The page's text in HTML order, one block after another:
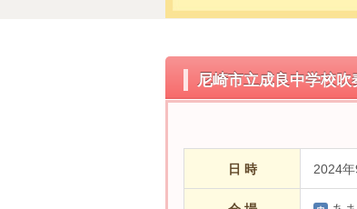
尼崎市立成良中学校
日 時 2024